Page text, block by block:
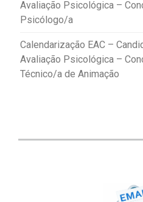
Avaliação Psicológica –
Psicólogo/a
Calendarização EAC –
Avaliação Psicológica –
Técnico/a de Animação